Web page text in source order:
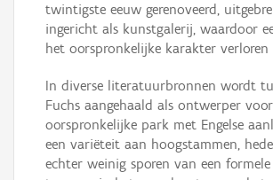
twintigste eeuw gerenoveerd,
ingericht als kunstgalerij, waardoor
het oorspronkelijke karakter verloren
In diverse literatuurbronnen wordt
Fuchs aangehaald als ontwerper
oorspronkelijke park met Engelse
een variëteit aan hoogstammen,
echter weinig sporen van een formele